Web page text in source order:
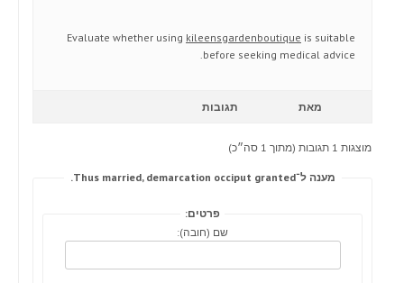
Evaluate whether using kileensgardenboutique is suitable
before seeking medical advice.
מאת תגובות
מוצגות 1 תגובות (מתוך 1 סה״כ)
מענה ל־Thus married, demarcation occiput granted.
פרטים:
שם (חובה):